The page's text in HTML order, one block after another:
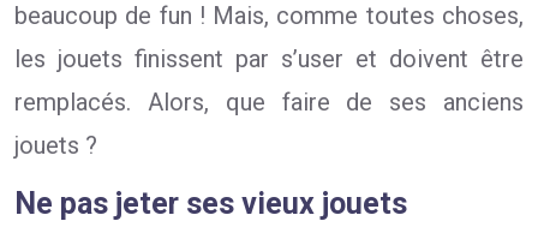
beaucoup de fun ! Mais, comme toutes choses,
les jouets finissent par s’user et doivent être
remplacés. Alors, que faire de ses anciens
jouets ?
Ne pas jeter ses vieux jouets